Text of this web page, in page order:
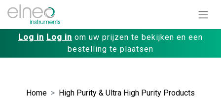
Log in Log in om uw prijzen te bekijken en een
bestelling te plaatsen
Home
High Purity & Ultra High Purity Products